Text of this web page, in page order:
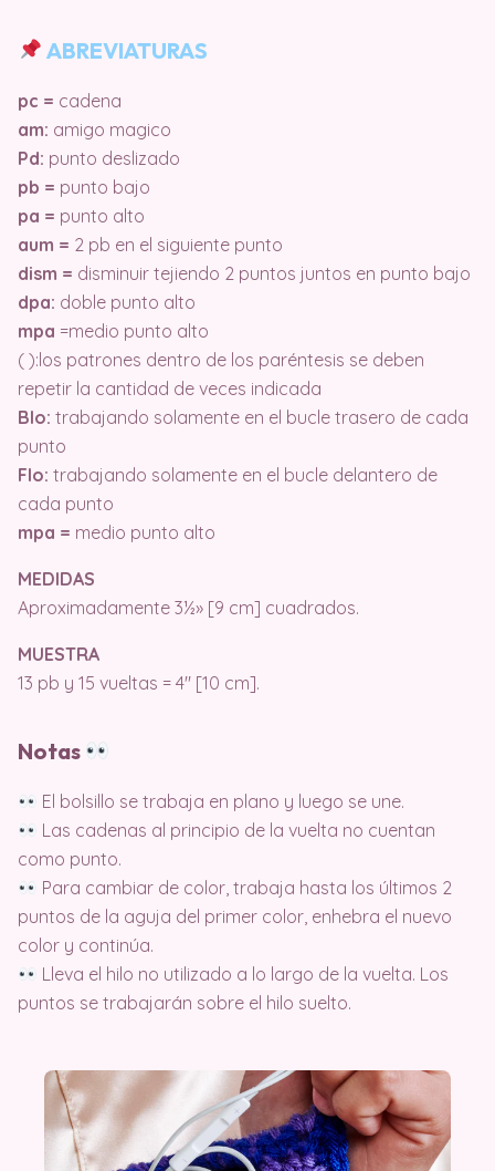
ABREVIATURAS
pc = cadena
am: amigo magico
Pd: punto deslizado
pb = punto bajo
pa = punto alto
aum = 2 pb en el siguiente punto
dism = disminuir tejiendo 2 puntos juntos en punto bajo
dpa: doble punto alto
mpa =medio punto alto
( ):los patrones dentro de los paréntesis se deben
repetir la cantidad de veces indicada
Blo: trabajando solamente en el bucle trasero de cada
punto
Flo: trabajando solamente en el bucle delantero de
cada punto
mpa = medio punto alto
MEDIDAS
Aproximadamente 3½» [9 cm] cuadrados.
MUESTRA
13 pb y 15 vueltas = 4″ [10 cm].
Notas
El bolsillo se trabaja en plano y luego se une.
Las cadenas al principio de la vuelta no cuentan
como punto.
Para cambiar de color, trabaja hasta los últimos 2
puntos de la aguja del primer color, enhebra el nuevo
color y continúa.
Lleva el hilo no utilizado a lo largo de la vuelta. Los
puntos se trabajarán sobre el hilo suelto.